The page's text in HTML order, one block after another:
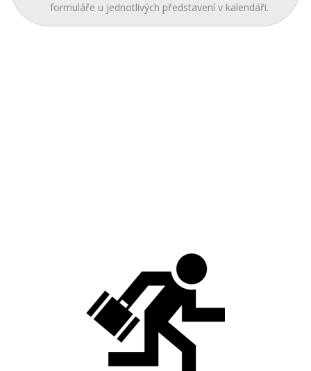
formuláře u jednotlivých představení v kalendáři.